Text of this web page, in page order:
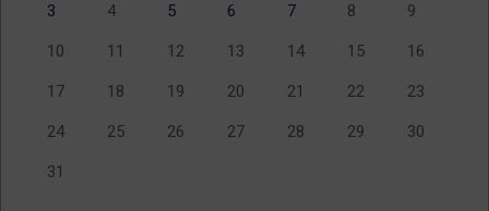
3 4 5 6 7 8 9
10 11 12 13 14 15 16
17 18 19 20 21 22 23
24 25 26 27 28 29 30
31